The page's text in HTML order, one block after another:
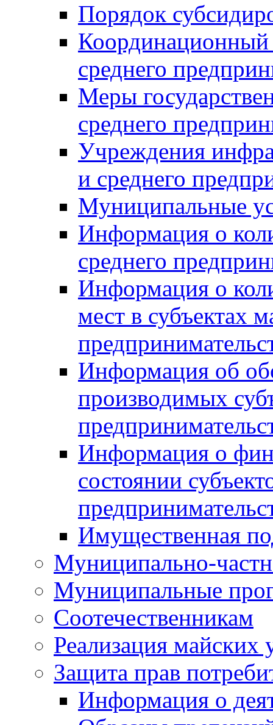
Порядок
Координационный
среднего
Меры
среднего
Учреждения
и среднего
Муниципальные
Информация о
среднего
Информация о
мест в субъектах
Информация об
производимых
Информация о
состоянии
Имущественная
Муниципально-
Муниципальные
Соотечественникам
Реализация майских
Защита прав
Информация о